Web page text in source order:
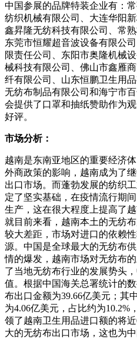
中国参展的品牌特装企业有：
纺织机械有限公司、大连华阳
鑫昇隆无纺科技有限公司、常
东莞市恒耀超音波设备有限公
限责任公司、东阳市奥隆机械
械科技有限公司、佛山市鑫雁
纤有限公司、山东恒鹏卫生用
无纺布制品有限公司和海宁市
会提供了口罩和抽纸赞助作为
好评。
市场分析：
越南是东南亚地区的重要经济
外商政策的影响，越南成为了
出口市场。而蓬勃发展的纺织
定了坚实基础，在疫情流行期
生产，这在很大程度上提高了
就目前来看，越南本土的无纺
较大差距，市场对进口的依赖
源。中国是全球最大的无纺布
情的爆发，越南市场对无纺布
了当地无纺布行业的发展势头
值。根据中国海关总署统计的
布出口金额为39.66亿美元；其
为4.06亿美元，占比约为10.2%
领了越南卫生用品进口额的将
大的无纺布出口市场，这也为